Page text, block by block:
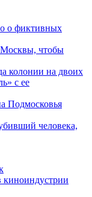
о фиктивных
чтобы
колонии на двоих
с ее
Подмосковья
человека,
киноиндустрии